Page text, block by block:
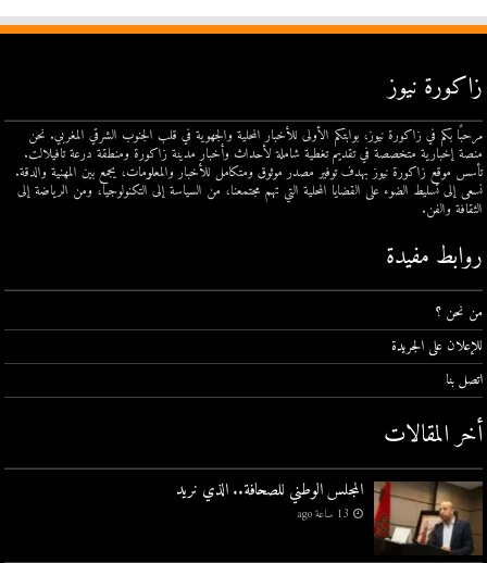
زاكورة نيوز
مرحبًا بكم في زاكورة نيوز، بوابتكم الأولى للأخبار المحلية والجهوية في قلب الجنوب الشرقي المغربي. نحن
منصة إخبارية متخصصة في تقديم تغطية شاملة لأحداث وأخبار مدينة زاكورة ومنطقة درعة تافيلالت.
تأسس موقع زاكورة نيوز بهدف توفير مصدر موثوق ومتكامل للأخبار والمعلومات، يجمع بين المهنية والدقة.
نسعى إلى تسليط الضوء على القضايا المحلية التي تهم مجتمعنا، من السياسة إلى التكنولوجيا، ومن الرياضة إلى
الثقافة والفن.
روابط مفيدة
من نحن ؟
للإعلان على الجريدة
اتصل بنا
أخر المقالات
المجلس الوطني للصحافة.. الذي نريد
13 ساعة ago